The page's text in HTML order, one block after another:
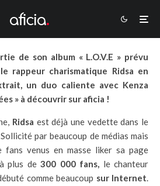
de son album « L.O.V.E » prévu
rappeur charismatique Ridsa en
un duo caliente avec Kenza
» à découvrir sur aficia !
Ridsa est déjà une vedette dans le
par beaucoup de médias mais
fans venus en masse liker sa page
plus de 300 000 fans, le chanteur
comme beaucoup sur Internet.